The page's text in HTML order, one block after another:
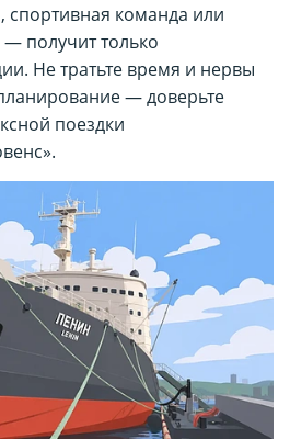
команда или
получит только
Не тратьте время и нервы
— доверьте
поездки